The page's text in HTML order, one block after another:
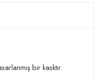
bir kasktır.